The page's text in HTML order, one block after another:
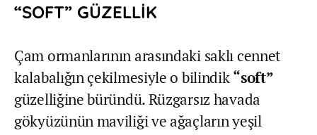
“SOFT” GÜZELLİK
Çam ormanlarının arasındaki saklı cennet
kalabalığın çekilmesiyle o bilindik“soft”
güzelliğine büründü. Rüzgarsız havada
gökyüzünün maviliği ve ağaçların yeşil